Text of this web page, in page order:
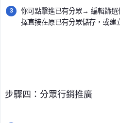
你可點擊進已有分眾→ 編輯篩
擇直接在原已有分眾儲存，或建
步驟四：分眾行銷推廣